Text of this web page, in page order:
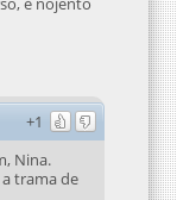
+1
Nina.
trama de